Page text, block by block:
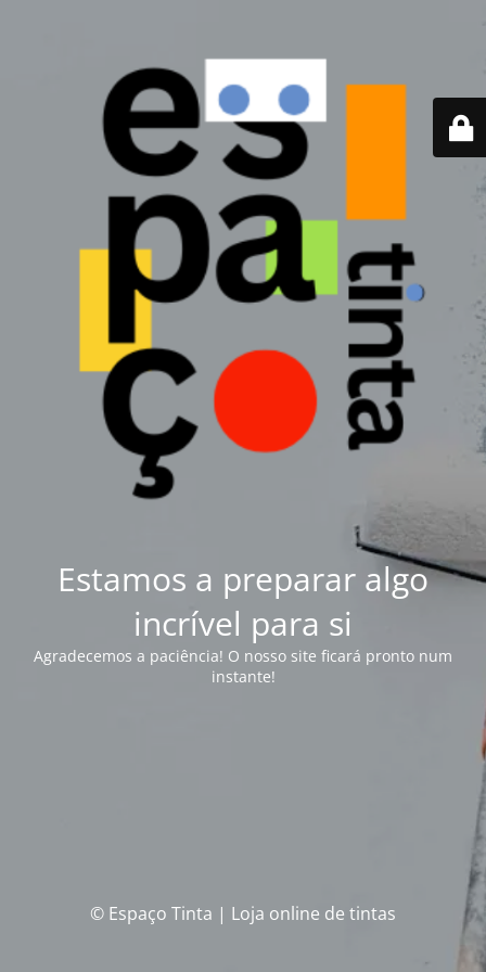
Estamos a preparar algo
incrível para si
Agradecemos a paciência! O nosso site ficará pronto num
instante!
© Espaço Tinta | Loja online de tintas